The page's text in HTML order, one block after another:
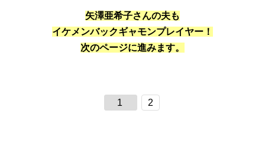
矢澤亜希子さんの夫も
イケメンバックギャモンプレイヤー！
次のページに進みます。
1 2